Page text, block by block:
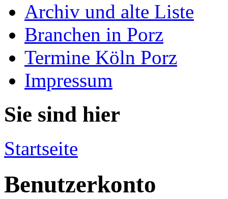
Archiv und alte Liste
Branchen in Porz
Termine Köln Porz
Impressum
Sie sind hier
Startseite
Benutzerkonto